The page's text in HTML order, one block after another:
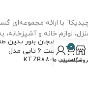
با ارائه مجموعه‌ای
لوازم خانه و
فنجان بلور نگین
ست 6 تایی مدل
KTZB88-2
0
سبد خرید
حساب من